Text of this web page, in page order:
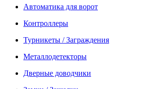
Автоматика для ворот
Контроллеры
Турникеты / Заграждения
Металлодетекторы
Дверные доводчики